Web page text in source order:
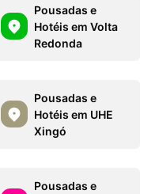
Pousadas e
Hotéis em Volta
Redonda
Pousadas e
Hotéis em UHE
Xingó
Pousadas e